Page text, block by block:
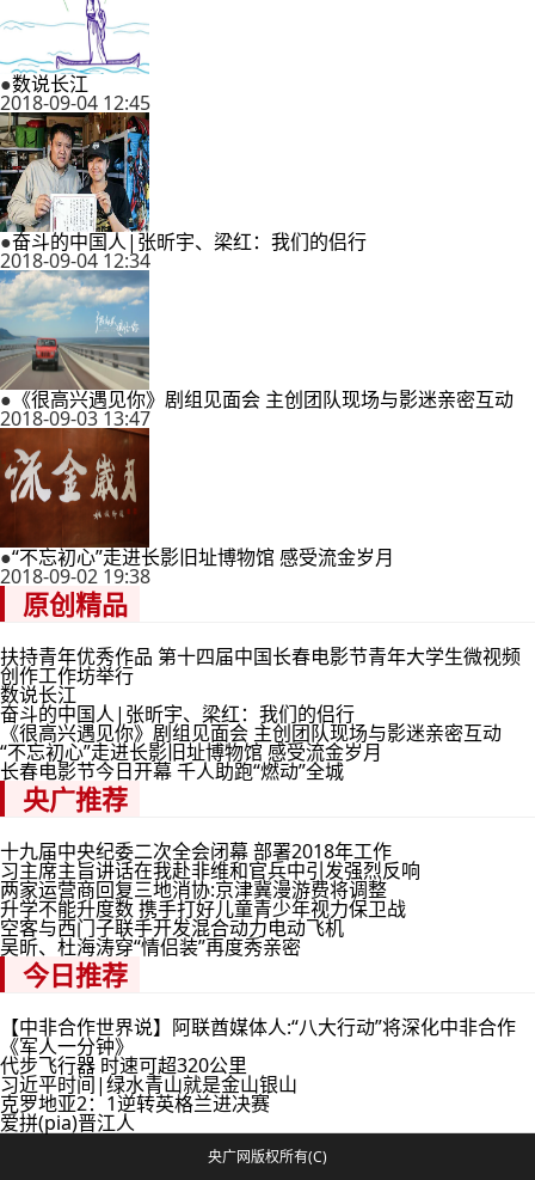
●数说长江
2018-09-04 12:45
●奋斗的中国人|张昕宇、梁红：我们的侣行
2018-09-04 12:34
● 《很高兴遇见你》剧组见面会 主创团队现场与影迷亲密互动
2018-09-03 13:47
●“不忘初心”走进长影旧址博物馆 感受流金岁月
2018-09-02 19:38
原创精品
扶持青年优秀作品 第十四届中国长春电影节青年大学生微视频
创作工作坊举行
数说长江
奋斗的中国人|张昕宇、梁红：我们的侣行
《很高兴遇见你》剧组见面会 主创团队现场与影迷亲密互动
“不忘初心”走进长影旧址博物馆 感受流金岁月
长春电影节今日开幕 千人助跑“燃动”全城
央广推荐
十九届中央纪委二次全会闭幕 部署2018年工作
习主席主旨讲话在我赴非维和官兵中引发强烈反响
两家运营商回复三地消协:京津冀漫游费将调整
升学不能升度数 携手打好儿童青少年视力保卫战
空客与西门子联手开发混合动力电动飞机
吴昕、杜海涛穿“情侣装”再度秀亲密
今日推荐
【中非合作世界说】阿联酋媒体人:“八大行动”将深化中非合作
《军人一分钟》
代步飞行器 时速可超320公里
习近平时间|绿水青山就是金山银山
克罗地亚2：1逆转英格兰进决赛
爱拼(pia)晋江人
央广网版权所有(C)